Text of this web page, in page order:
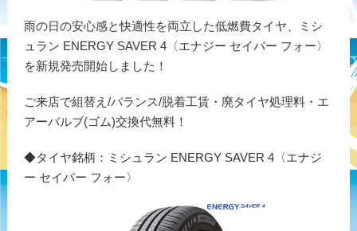
雨の日の安心感と快適性を両立した低燃費タイヤ、ミシ
ュラン ENERGY SAVER 4〈エナジー セイバー フォー〉
を新規発売開始しました！
ご来店で組替え/バランス/脱着工賃・廃タイヤ処理料・エ
アーバルブ(ゴム)交換代無料！
◆タイヤ銘柄：ミシュラン ENERGY SAVER 4〈エナジ
ー セイバー フォー〉